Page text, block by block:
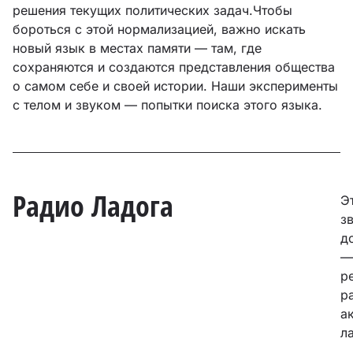
решения текущих политических задач.Чтобы
бороться с этой нормализацией, важно искать
новый язык в местах памяти — там, где
сохраняются и создаются представления общества
о самом себе и своей истории. Наши эксперименты
с телом и звуком — попытки поиска этого языка.
Радио Ладога
—